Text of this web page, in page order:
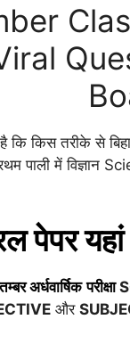
किस तरीके से बिहार
पाली में
पेपर
अर्धवार्षिक परीक्षा
और